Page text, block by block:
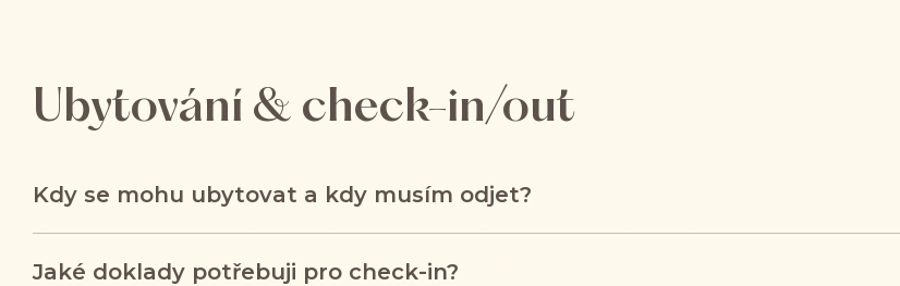
Ubytování & check-in/out
Kdy se mohu ubytovat a kdy musím odjet?
Jaké doklady potřebuji pro check-in?